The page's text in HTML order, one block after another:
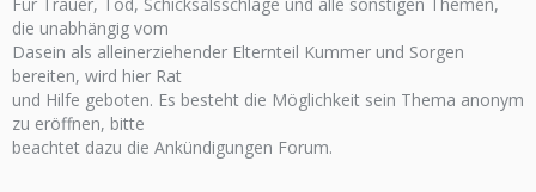
die unabhängig vom
Dasein als alleinerziehender Elternteil Kummer und Sorgen
bereiten, wird hier Rat
und Hilfe geboten. Es besteht die Möglichkeit sein Thema anonym
zu eröffnen, bitte
beachtet dazu die Ankündigungen Forum.